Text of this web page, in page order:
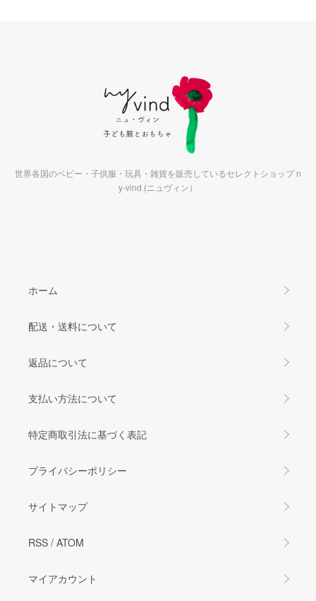
世界各国のベビー・子供服・玩具・雑貨を販売しているセレクトショップ n
y-vind (ニュヴィン）
ホーム
配送・送料について
返品について
支払い方法について
特定商取引法に基づく表記
プライバシーポリシー
サイトマップ
RSS / ATOM
マイアカウント